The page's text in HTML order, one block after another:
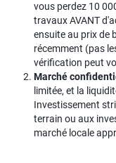
vous perdez 10
travaux AVANT
ensuite au prix de
récemment (pas
vérification peut
Marché
limitée, et la
Investissement
terrain ou aux
marché locale